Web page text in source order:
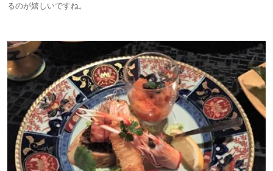
るのが嬉しいですね。